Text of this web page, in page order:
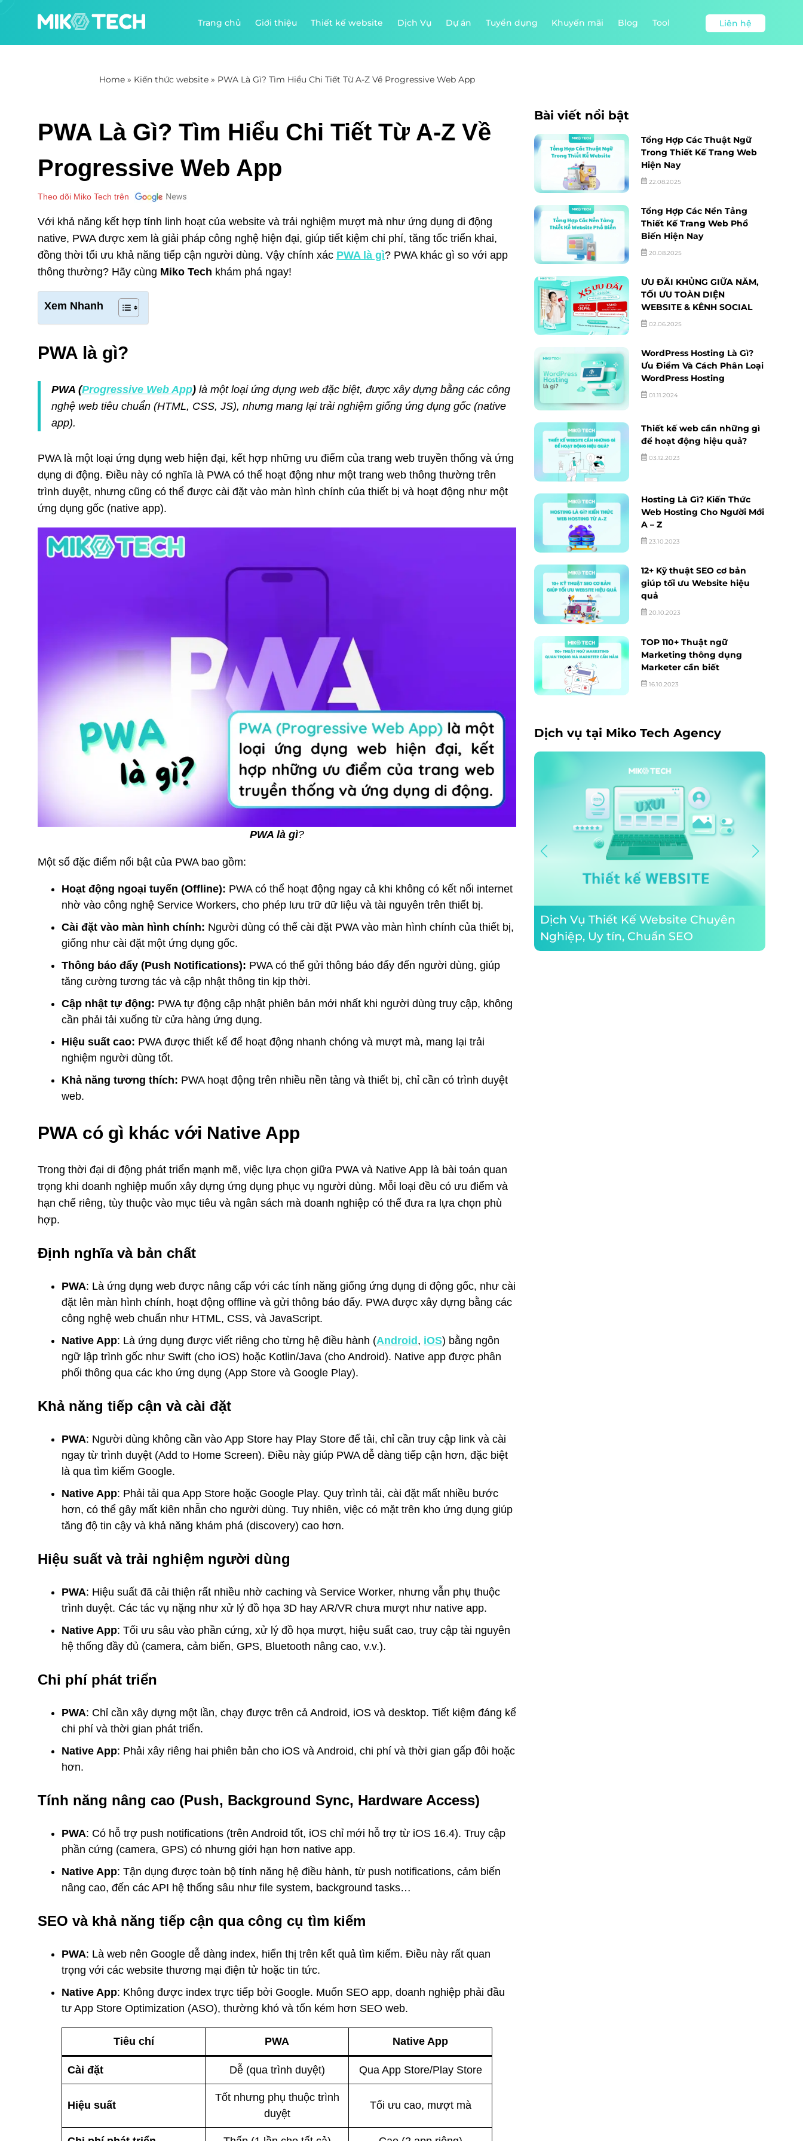
Trang chủ Giới thiệu Thiết kế website Dịch Vụ Dự án Tuyển dụng Khuyến mãi Blog Tool Liên hệ
Home » Kiến thức website » PWA Là Gì? Tìm Hiểu Chi Tiết Từ A-Z Về Progressive Web App
PWA Là Gì? Tìm Hiểu Chi Tiết Từ A-Z Về
Progressive Web App
Theo dõi Miko Tech trên
Với khả năng kết hợp tính linh hoạt của website và trải nghiệm mượt mà như ứng dụng di động
native, PWA được xem là giải pháp công nghệ hiện đại, giúp tiết kiệm chi phí, tăng tốc triển khai,
đồng thời tối ưu khả năng tiếp cận người dùng. Vậy chính xác PWA là gì? PWA khác gì so với app
thông thường? Hãy cùng Miko Tech khám phá ngay!
Xem Nhanh
PWA là gì?
PWA (Progressive Web App)là một loại ứng dụng web đặc biệt, được xây dựng bằng các công
nghệ web tiêu chuẩn (HTML, CSS, JS), nhưng mang lại trải nghiệm giống ứng dụng gốc (native
app).
PWA là một loại ứng dụng web hiện đại, kết hợp những ưu điểm của trang web truyền thống và ứng
dụng di động. Điều này có nghĩa là PWA có thể hoạt động như một trang web thông thường trên
trình duyệt, nhưng cũng có thể được cài đặt vào màn hình chính của thiết bị và hoạt động như một
ứng dụng gốc (native app).
PWA là gì?
Một số đặc điểm nổi bật của PWA bao gồm:
Hoạt động ngoại tuyến (Offline): PWA có thể hoạt động ngay cả khi không có kết nối internet
nhờ vào công nghệ Service Workers, cho phép lưu trữ dữ liệu và tài nguyên trên thiết bị.
Cài đặt vào màn hình chính: Người dùng có thể cài đặt PWA vào màn hình chính của thiết bị,
giống như cài đặt một ứng dụng gốc.
Thông báo đẩy (Push Notifications): PWA có thể gửi thông báo đẩy đến người dùng, giúp
tăng cường tương tác và cập nhật thông tin kịp thời.
Cập nhật tự động: PWA tự động cập nhật phiên bản mới nhất khi người dùng truy cập, không
cần phải tải xuống từ cửa hàng ứng dụng.
Hiệu suất cao: PWA được thiết kế để hoạt động nhanh chóng và mượt mà, mang lại trải
nghiệm người dùng tốt.
Khả năng tương thích: PWA hoạt động trên nhiều nền tảng và thiết bị, chỉ cần có trình duyệt
web.
PWA có gì khác với Native App
Trong thời đại di động phát triển mạnh mẽ, việc lựa chọn giữa PWA và Native App là bài toán quan
trọng khi doanh nghiệp muốn xây dựng ứng dụng phục vụ người dùng. Mỗi loại đều có ưu điểm và
hạn chế riêng, tùy thuộc vào mục tiêu và ngân sách mà doanh nghiệp có thể đưa ra lựa chọn phù
hợp.
Định nghĩa và bản chất
PWA: Là ứng dụng web được nâng cấp với các tính năng giống ứng dụng di động gốc, như cài
đặt lên màn hình chính, hoạt động offline và gửi thông báo đẩy. PWA được xây dựng bằng các
công nghệ web chuẩn như HTML, CSS, và JavaScript.
Native App: Là ứng dụng được viết riêng cho từng hệ điều hành (Android , iOS) bằng ngôn
ngữ lập trình gốc như Swift (cho iOS) hoặc Kotlin/Java (cho Android). Native app được phân
phối thông qua các kho ứng dụng (App Store và Google Play).
Khả năng tiếp cận và cài đặt
PWA: Người dùng không cần vào App Store hay Play Store để tải, chỉ cần truy cập link và cài
ngay từ trình duyệt (Add to Home Screen). Điều này giúp PWA dễ dàng tiếp cận hơn, đặc biệt
là qua tìm kiếm Google.
Native App: Phải tải qua App Store hoặc Google Play. Quy trình tải, cài đặt mất nhiều bước
hơn, có thể gây mất kiên nhẫn cho người dùng. Tuy nhiên, việc có mặt trên kho ứng dụng giúp
tăng độ tin cậy và khả năng khám phá (discovery) cao hơn.
Hiệu suất và trải nghiệm người dùng
PWA: Hiệu suất đã cải thiện rất nhiều nhờ caching và Service Worker, nhưng vẫn phụ thuộc
trình duyệt. Các tác vụ nặng như xử lý đồ họa 3D hay AR/VR chưa mượt như native app.
Native App: Tối ưu sâu vào phần cứng, xử lý đồ họa mượt, hiệu suất cao, truy cập tài nguyên
hệ thống đầy đủ (camera, cảm biến, GPS, Bluetooth nâng cao, v.v.).
Chi phí phát triển
PWA: Chỉ cần xây dựng một lần, chạy được trên cả Android, iOS và desktop. Tiết kiệm đáng kể
chi phí và thời gian phát triển.
Native App: Phải xây riêng hai phiên bản cho iOS và Android, chi phí và thời gian gấp đôi hoặc
hơn.
Tính năng nâng cao (Push, Background Sync, Hardware Access)
PWA: Có hỗ trợ push notifications (trên Android tốt, iOS chỉ mới hỗ trợ từ iOS 16.4). Truy cập
phần cứng (camera, GPS) có nhưng giới hạn hơn native app.
Native App: Tận dụng được toàn bộ tính năng hệ điều hành, từ push notifications, cảm biến
nâng cao, đến các API hệ thống sâu như file system, background tasks…
SEO và khả năng tiếp cận qua công cụ tìm kiếm
PWA: Là web nên Google dễ dàng index, hiển thị trên kết quả tìm kiếm. Điều này rất quan
trọng với các website thương mại điện tử hoặc tin tức.
Native App: Không được index trực tiếp bởi Google. Muốn SEO app, doanh nghiệp phải đầu
tư App Store Optimization (ASO), thường khó và tốn kém hơn SEO web.
Tiêu chí PWA Native App
Cài đặt Dễ (qua trình duyệt) Qua App Store/Play Store
Hiệu suất
Tốt nhưng phụ thuộc trình
duyệt
Tối ưu cao, mượt mà
Bài viết nổi bật
Tổng Hợp Các Thuật Ngữ
Trong Thiết Kế Trang Web
Hiện Nay
22.08.2025
Tổng Hợp Các Nền Tảng
Thiết Kế Trang Web Phổ
Biến Hiện Nay
20.08.2025
ƯU ĐÃI KHỦNG GIỮA NĂM,
TỐI ƯU TOÀN DIỆN
WEBSITE & KÊNH SOCIAL
02.06.2025
WordPress Hosting Là Gì?
Ưu Điểm Và Cách Phân Loại
WordPress Hosting
01.11.2024
Thiết kế web cần những gì
để hoạt động hiệu quả?
03.12.2023
Hosting Là Gì? Kiến Thức
Web Hosting Cho Người Mới
A – Z
23.10.2023
12+ Kỹ thuật SEO cơ bản
giúp tối ưu Website hiệu
quả
20.10.2023
TOP 110+ Thuật ngữ
Marketing thông dụng
Marketer cần biết
16.10.2023
Dịch vụ tại Miko Tech Agency
Dịch Vụ Thiết Kế Website Chuyên
Nghiệp, Uy tín, Chuẩn SEO